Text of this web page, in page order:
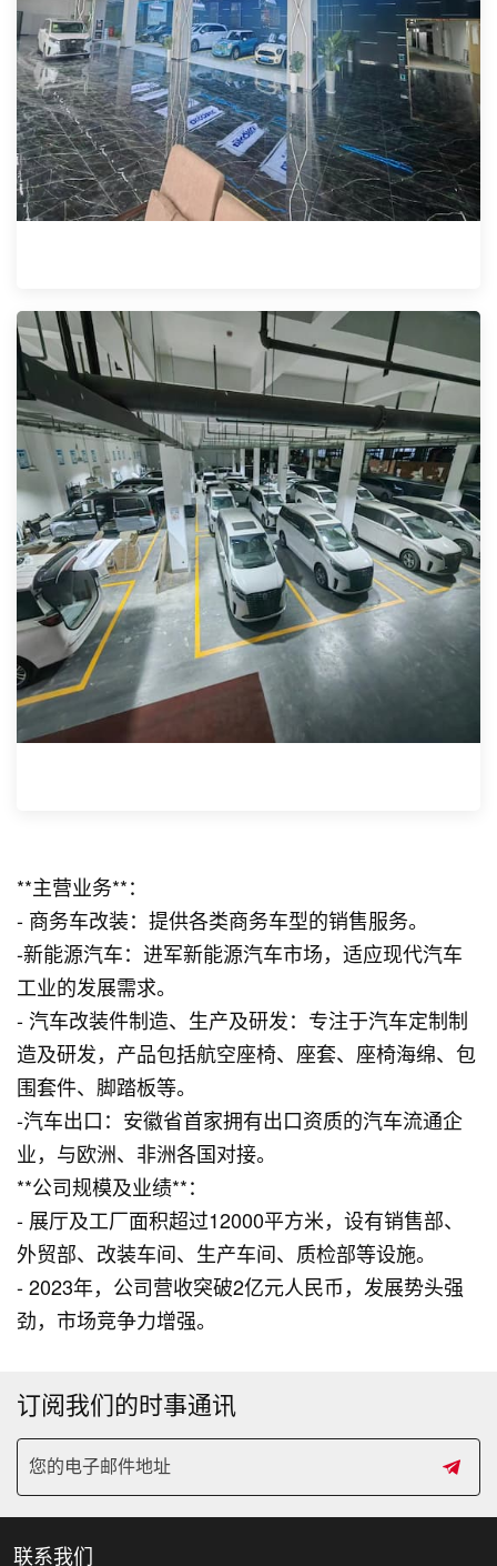
**主营业务**：
- 商务车改装：提供各类商务车型的销售服务。
-新能源汽车：进军新能源汽车市场，适应现代汽车
工业的发展需求。
- 汽车改装件制造、生产及研发：专注于汽车定制制
造及研发，产品包括航空座椅、座套、座椅海绵、包
围套件、脚踏板等。
-汽车出口：安徽省首家拥有出口资质的汽车流通企
业，与欧洲、非洲各国对接。
**公司规模及业绩**：
- 展厅及工厂面积超过12000平方米，设有销售部、
外贸部、改装车间、生产车间、质检部等设施。
- 2023年，公司营收突破2亿元人民币，发展势头强
劲，市场竞争力增强。
订阅我们的时事通讯
联系我们